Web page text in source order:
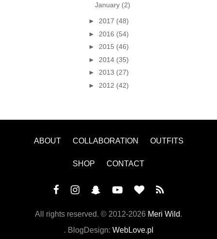
January (2)
► 2017 (48)
► 2016 (54)
► 2015 (46)
► 2014 (35)
► 2013 (27)
► 2012 (42)
ABOUT COLLABORATION OUTFITS
SHOP CONTACT
All rights reserved. © 2012-2026 Meri Wild.
. BlogDesign: WebLove.pl